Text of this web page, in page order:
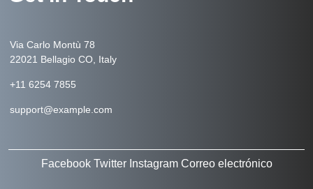
Via Carlo Montù 78
22021 Bellagio CO, Italy
+11 6254 7855
support@example.com
Facebook Twitter Instagram Correo electrónico